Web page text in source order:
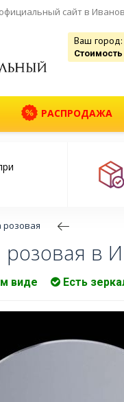
сайт в
Ваш город:
РАСПРОДАЖА
розовая
розовая в
виде Есть